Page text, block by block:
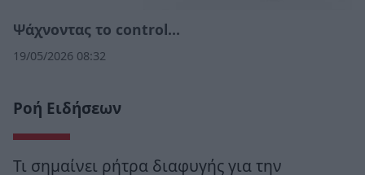
Ψάχνοντας το control…
19/05/2026 08:32
Ροή Ειδήσεων
Τι σημαίνει ρήτρα διαφυγής για την